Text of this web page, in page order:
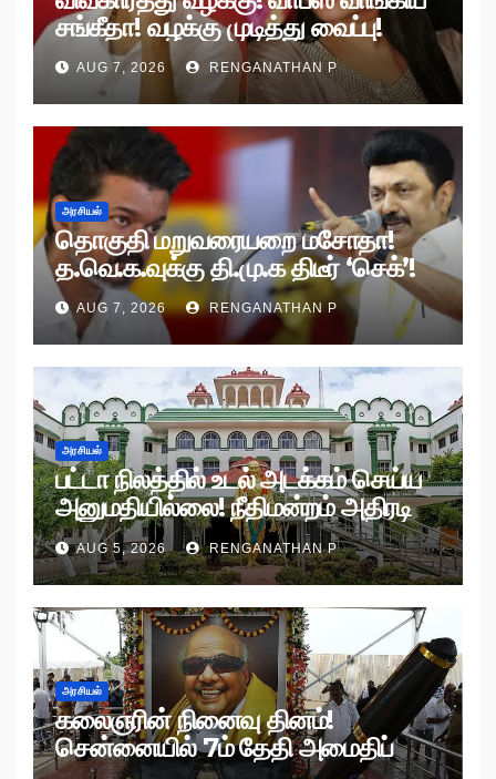
சங்கீதா! வழக்கு முடித்து வைப்பு!
AUG 7, 2026 RENGANATHAN P
அரசியல்
தொகுதி மறுவரையறை மசோதா!
த.வெ.க.வுக்கு தி.மு.க திடீர் ‘செக்’!
AUG 7, 2026 RENGANATHAN P
அரசியல்
பட்டா நிலத்தில் உடல் அடக்கம் செய்ய
அனுமதியில்லை! நீதிமன்றம் அதிரடி
உத்தரவு!
AUG 5, 2026 RENGANATHAN P
அரசியல்
கலைஞரின் நினைவு தினம்!
சென்னையில் 7ம் தேதி அமைதிப்